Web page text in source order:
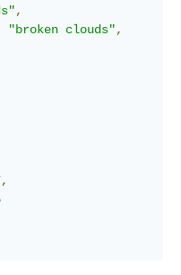
,
"broken clouds",
,